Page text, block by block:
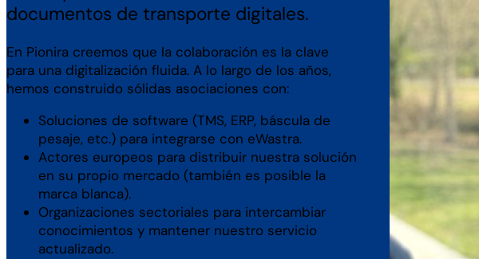
documentos de transporte digitales.
En Pionira creemos que la colaboración es la clave
para una digitalización fluida. A lo largo de los años,
hemos construido sólidas asociaciones con:
Soluciones de software (TMS, ERP, báscula de
pesaje, etc.) para integrarse con eWastra.
Actores europeos para distribuir nuestra solución
en su propio mercado (también es posible la
marca blanca).
Organizaciones sectoriales para intercambiar
conocimientos y mantener nuestro servicio
actualizado.